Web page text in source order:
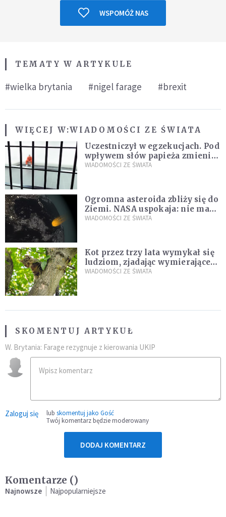
WSPOMÓŻ NAS
TEMATY W ARTYKULE
#wielka brytania #nigel farage #brexit
WIĘCEJ W:WIADOMOŚCI ZE ŚWIATA
Uczestniczył w egzekucjach. Pod
wpływem słów papieża zmienił
zdanie
WIADOMOŚCI ZE ŚWIATA
Ogromna asteroida zbliży się do
Ziemi. NASA uspokaja: nie ma
zagrożenia
WIADOMOŚCI ZE ŚWIATA
Kot przez trzy lata wymykał się
ludziom, zjadając wymierające
kaczki. W końcu popełnił
WIADOMOŚCI ZE ŚWIATA
SKOMENTUJ ARTYKUŁ
W. Brytania: Farage rezygnuje z kierowania UKIP
Zaloguj się lub skomentuj jako Gość
Twój komentarz będzie moderowany
DODAJ KOMENTARZ
Komentarze ()
Najnowsze Najpopularniejsze